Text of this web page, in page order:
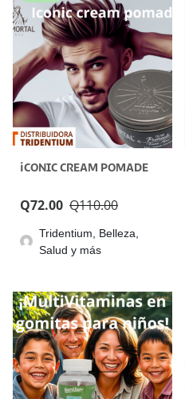
iCONIC CREAM POMADE
Q110.00
Q72.00
Tridentium, Belleza,
Salud y más